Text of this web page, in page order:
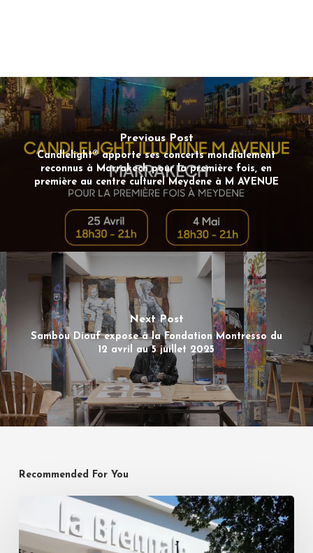
Previous Post
Candlelight® apporte ses concerts mondialement
reconnus à Marrakech pour la première fois, en
première au centre culturel Meydene à M AVENUE
Next Post
Sambou Diouf expose à la Fondation Montresso du
12 avril au 5 juillet 2025
Recommended For You